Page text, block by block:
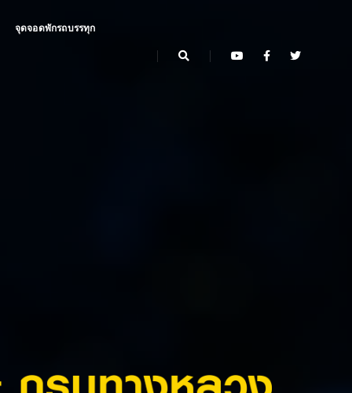
จุดจอดพักรถบรรทุก